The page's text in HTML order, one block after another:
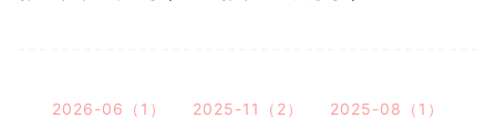
2026-06（1） 2025-11（2）
2025-08（1）